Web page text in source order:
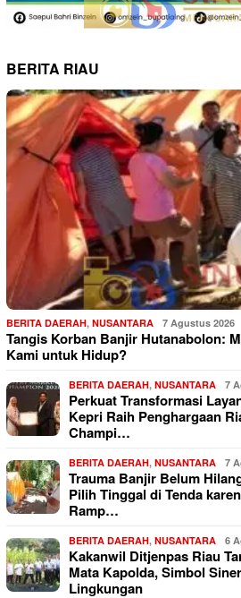
BERITA RIAU
BERITA DAERAH, NUSANTARA 7 Agustus 2026
Tangis Korban Banjir Hutanabolon:
Kami untuk Hidup?
BERITA DAERAH, NUSANTARA 7
Perkuat Transformasi
Kepri Raih Penghargaan
Champi…
BERITA DAERAH, NUSANTARA 7
Trauma Banjir Belum
Pilih Tinggal di Tenda
Ramp…
BERITA DAERAH, NUSANTARA 6
Kakanwil Ditjenpas Riau
Mata Kapolda, Simbol
Lingkungan